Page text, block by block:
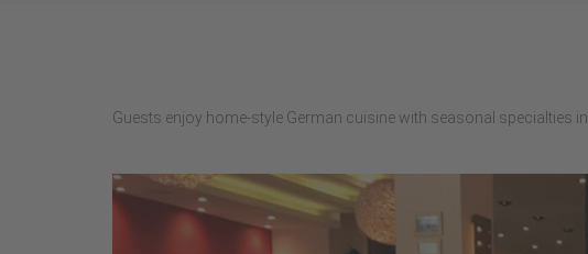
Guests enjoy home-style German cuisine with seasonal specialties